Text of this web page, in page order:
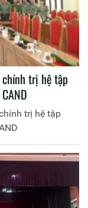
trị hệ tập
trị hệ tập